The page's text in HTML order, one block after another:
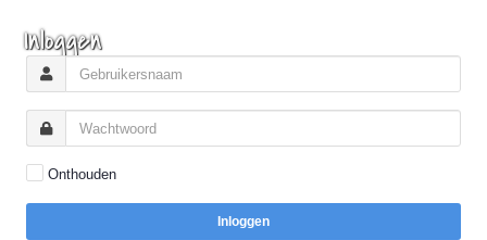
Inloggen
Onthouden
Inloggen